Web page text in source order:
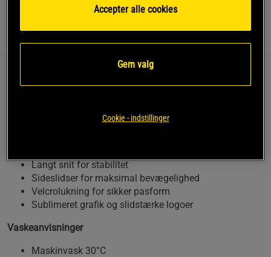
Information Anmeldelser
og slidstyrke er afgørende. Et teknisk valg til både
sparring og tekniktræning.
Langt snit for stabilitet
Sideslidser for maksimal bevægelighed
Velcrolukning for sikker pasform
Sublimeret grafik og slidstærke logoer
Vaskeanvisninger
Maskinvask 30°C
Accepter alle cookies
Gem valg
Cookie - indstillinger